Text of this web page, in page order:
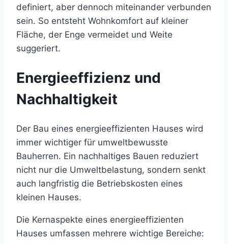
definiert, aber dennoch miteinander verbunden
sein. So entsteht Wohnkomfort auf kleiner
Fläche, der Enge vermeidet und Weite
suggeriert.
Energieeffizienz und
Nachhaltigkeit
Der Bau eines energieeffizienten Hauses wird
immer wichtiger für umweltbewusste
Bauherren. Ein nachhaltiges Bauen reduziert
nicht nur die Umweltbelastung, sondern senkt
auch langfristig die Betriebskosten eines
kleinen Hauses.
Die Kernaspekte eines energieeffizienten
Hauses umfassen mehrere wichtige Bereiche: